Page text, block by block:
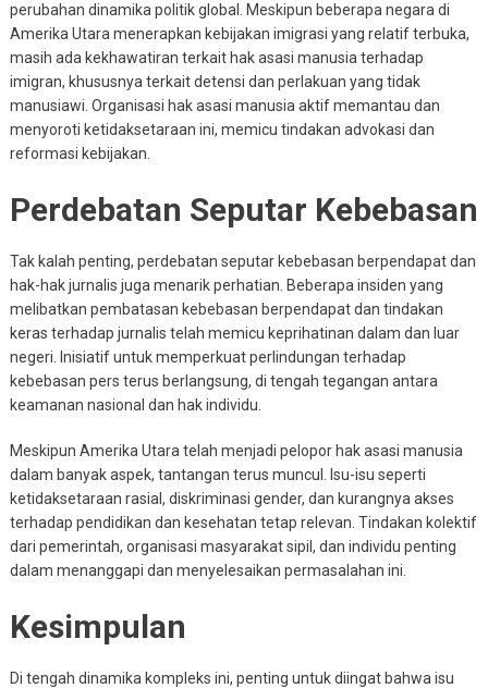
perubahan dinamika politik global. Meskipun beberapa negara di
Amerika Utara menerapkan kebijakan imigrasi yang relatif terbuka,
masih ada kekhawatiran terkait hak asasi manusia terhadap
imigran, khususnya terkait detensi dan perlakuan yang tidak
manusiawi. Organisasi hak asasi manusia aktif memantau dan
menyoroti ketidaksetaraan ini, memicu tindakan advokasi dan
reformasi kebijakan.
Perdebatan Seputar Kebebasan
Tak kalah penting, perdebatan seputar kebebasan berpendapat dan
hak-hak jurnalis juga menarik perhatian. Beberapa insiden yang
melibatkan pembatasan kebebasan berpendapat dan tindakan
keras terhadap jurnalis telah memicu keprihatinan dalam dan luar
negeri. Inisiatif untuk memperkuat perlindungan terhadap
kebebasan pers terus berlangsung, di tengah tegangan antara
keamanan nasional dan hak individu.
Meskipun Amerika Utara telah menjadi pelopor hak asasi manusia
dalam banyak aspek, tantangan terus muncul. Isu-isu seperti
ketidaksetaraan rasial, diskriminasi gender, dan kurangnya akses
terhadap pendidikan dan kesehatan tetap relevan. Tindakan kolektif
dari pemerintah, organisasi masyarakat sipil, dan individu penting
dalam menanggapi dan menyelesaikan permasalahan ini.
Kesimpulan
Di tengah dinamika kompleks ini, penting untuk diingat bahwa isu